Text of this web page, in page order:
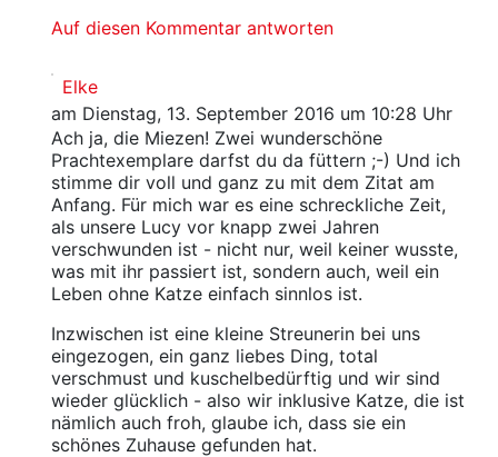
Auf diesen Kommentar antworten
Elke
am Dienstag, 13. September 2016 um 10:28 Uhr
Ach ja, die Miezen! Zwei wunderschöne
Prachtexemplare darfst du da füttern ;-) Und ich
stimme dir voll und ganz zu mit dem Zitat am
Anfang. Für mich war es eine schreckliche Zeit,
als unsere Lucy vor knapp zwei Jahren
verschwunden ist - nicht nur, weil keiner wusste,
was mit ihr passiert ist, sondern auch, weil ein
Leben ohne Katze einfach sinnlos ist.
Inzwischen ist eine kleine Streunerin bei uns
eingezogen, ein ganz liebes Ding, total
verschmust und kuschelbedürftig und wir sind
wieder glücklich - also wir inklusive Katze, die ist
nämlich auch froh, glaube ich, dass sie ein
schönes Zuhause gefunden hat.